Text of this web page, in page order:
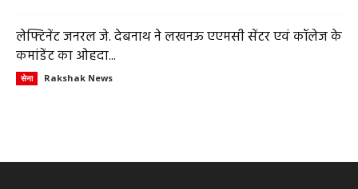
लेफ्टिनेंट जनरल जे. देबनाथ ने लखनऊ एएमसी सेंटर एवं कॉलेज के
कमांडेंट का ओहदा...
सेना Rakshak News